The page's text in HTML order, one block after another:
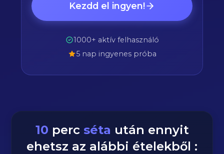
Kezdd el ingyen!
1000+ aktív felhasználó
5 nap ingyenes próba
10 perc séta után ennyit
ehetsz az alábbi ételekből :